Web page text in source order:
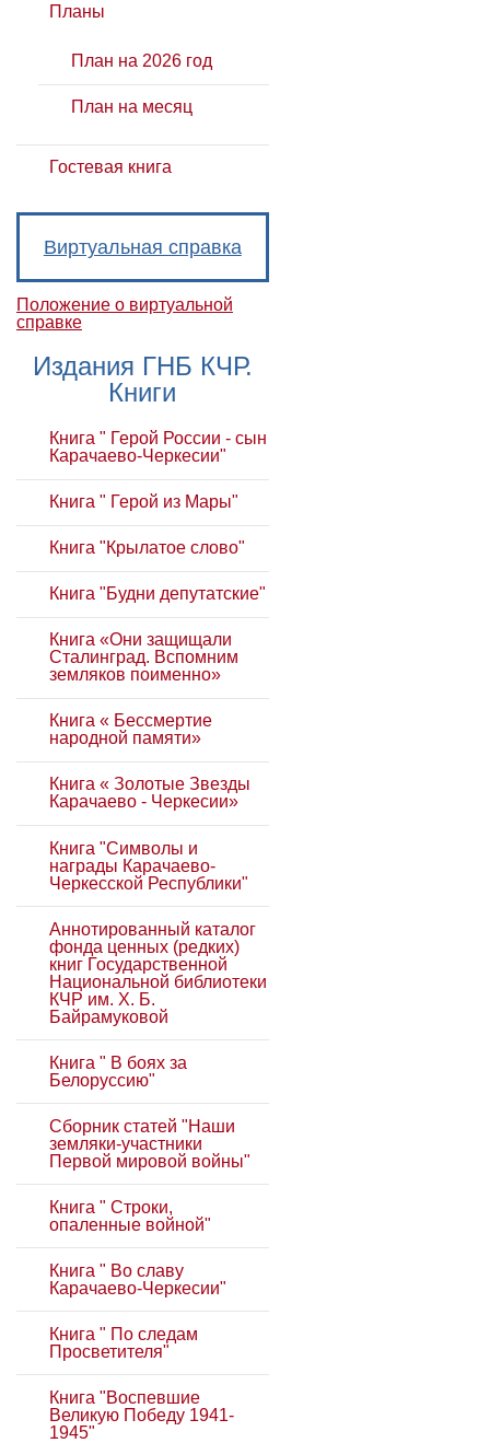
Планы
План на 2026 год
План на месяц
Гостевая книга
Виртуальная справка
Положение о виртуальной
справке
Издания ГНБ КЧР.
Книги
Книга " Герой России - сын
Карачаево-Черкесии"
Книга " Герой из Мары"
Книга "Крылатое слово"
Книга "Будни депутатские"
Книга «Они защищали
Сталинград. Вспомним
земляков поименно»
Книга « Бессмертие
народной памяти»
Книга « Золотые Звезды
Карачаево - Черкесии»
Книга "Символы и
награды Карачаево-
Черкесской Республики"
Аннотированный каталог
фонда ценных (редких)
книг Государственной
Национальной библиотеки
КЧР им. Х. Б.
Байрамуковой
Книга " В боях за
Белоруссию"
Сборник статей "Наши
земляки-участники
Первой мировой войны"
Книга " Строки,
опаленные войной"
Книга " Во славу
Карачаево-Черкесии"
Книга " По следам
Просветителя"
Книга "Воспевшие
Великую Победу 1941-
1945"